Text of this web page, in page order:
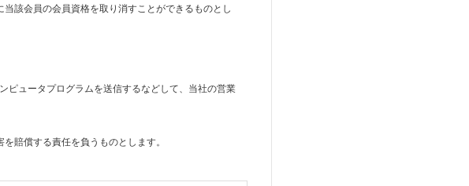
該会員の会員資格を取り消すことができるものとし
ュータプログラムを送信するなどして、当社の営業
賠償する責任を負うものとします。